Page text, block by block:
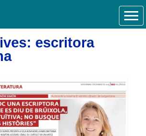
escritora